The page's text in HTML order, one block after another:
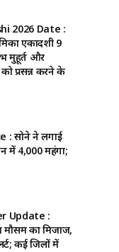
2026 Date :
एकादशी 9
मुहूर्त और
प्रसन्न करने के
: सोने ने लगाई
में ₹4,000 महंगा;
Update :
मौसम का मिजाज,
कई जिलों में